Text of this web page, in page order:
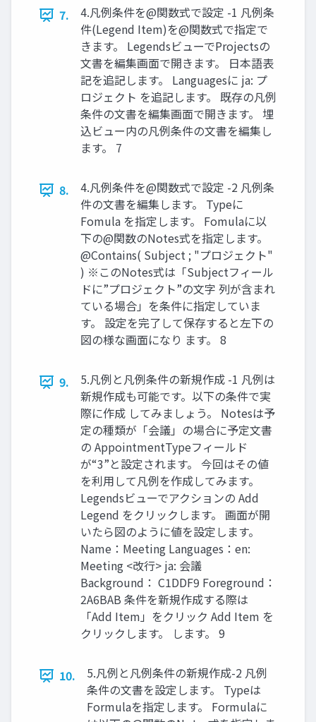
7.
4.凡例条件を@関数式で設定 -1 凡例条
件(Legend Item)を@関数式で指定で
きます。 LegendsビューでProjectsの
文書を編集画面で開きます。 日本語表
記を追記します。 Languagesに ja: プ
ロジェクト を追記します。 既存の凡例
条件の文書を編集画面で開きます。 埋
込ビュー内の凡例条件の文書を編集し
ます。 7
8.
4.凡例条件を@関数式で設定 -2 凡例条
件の文書を編集します。 Typeに
Fomula を指定します。 Fomulaに以
下の@関数のNotes式を指定します。
@Contains( Subject ; "プロジェクト"
) ※このNotes式は「Subjectフィール
ドに”プロジェクト”の文字 列が含まれ
ている場合」を条件に指定していま
す。 設定を完了して保存すると左下の
図の様な画面になり ます。 8
9.
5.凡例と凡例条件の新規作成 -1 凡例は
新規作成も可能です。以下の条件で実
際に作成 してみましょう。 Notesは予
定の種類が「会議」の場合に予定文書
の AppointmentTypeフィールド
が“3”と設定されます。 今回はその値
を利用して凡例を作成してみます。
Legendsビューでアクションの Add
Legend をクリックします。 画面が開
いたら図のように値を設定します。
Name：Meeting Languages：en:
Meeting <改行> ja: 会議
Background： C1DDF9 Foreground：
2A6BAB 条件を新規作成する際は
「Add Item」をクリック Add Item を
クリックします。 します。 9
10.
5.凡例と凡例条件の新規作成-2 凡例
条件の文書を設定します。 Typeは
Formulaを指定します。 Formulaに